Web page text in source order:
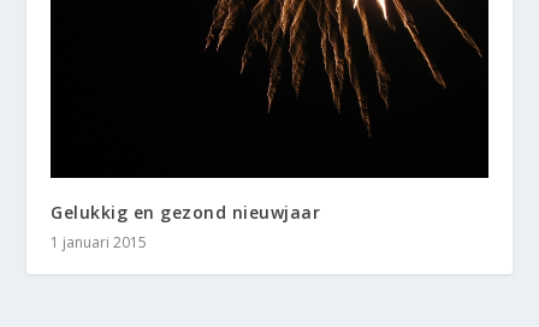
Gelukkig en gezond nieuwjaar
1 januari 2015